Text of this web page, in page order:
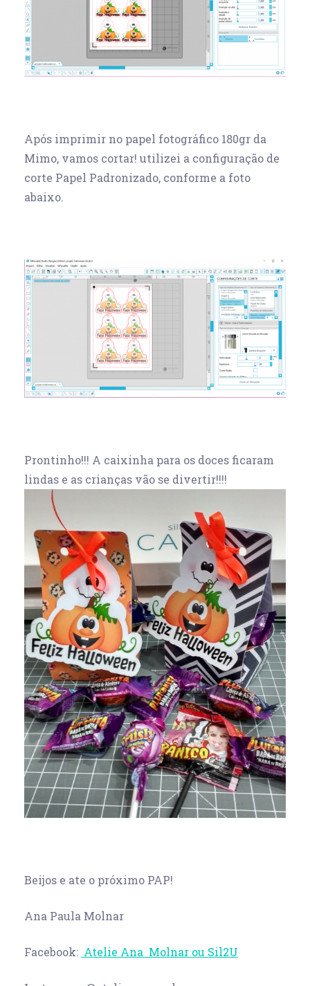
Após imprimir no papel fotográfico 180gr da
Mimo, vamos cortar! utilizei a configuração de
corte Papel Padronizado, conforme a foto
abaixo.
Prontinho!!! A caixinha para os doces ficaram
lindas e as crianças vão se divertir!!!!
Beijos e ate o próximo PAP!
Ana Paula Molnar
Facebook: Atelie Ana Molnar ou Sil2U